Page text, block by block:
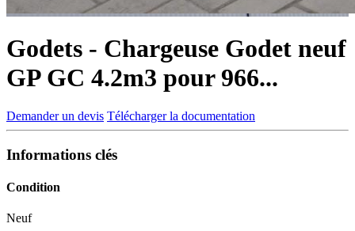
Godets - Chargeuse Godet neuf
GP GC 4.2m3 pour 966...
Demander un devis Télécharger la documentation
Informations clés
Condition
Neuf